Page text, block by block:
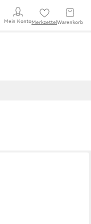
Mein KontoMerkzettel Warenkorb